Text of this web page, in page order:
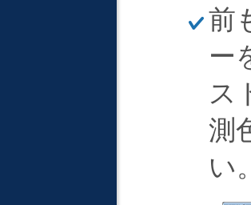
ほ
そ
く
前
ー
ス
測
い